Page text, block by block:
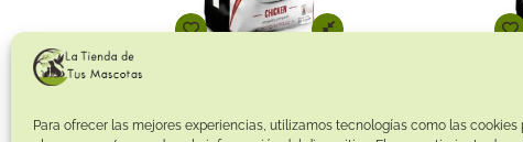
Para ofrecer las mejores experiencias, utilizamos tecnologías como las cookies
57.95€